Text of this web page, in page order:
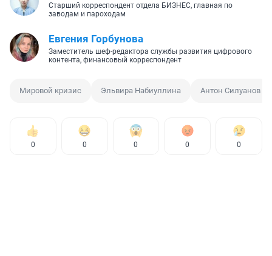
Старший корреспондент отдела БИЗНЕС, главная по
заводам и пароходам
Евгения Горбунова
Заместитель шеф-редактора службы развития цифрового
контента, финансовый корреспондент
Мировой кризис Эльвира Набиуллина Антон Силуанов
0 0 0 0 0